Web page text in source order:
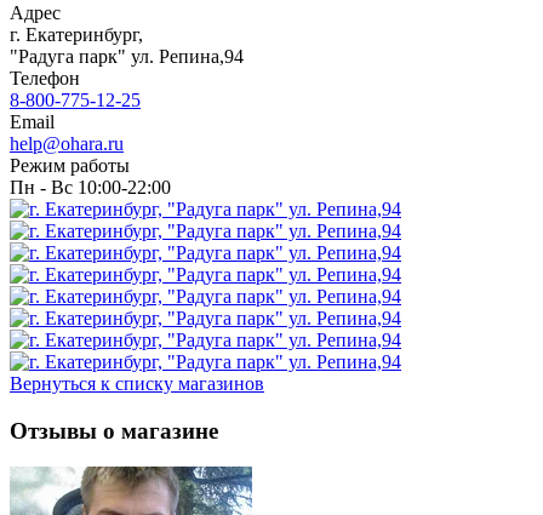
Адрес
г. Екатеринбург,
"Радуга парк" ул. Репина,94
Телефон
8-800-775-12-25
Email
help@ohara.ru
Режим работы
Пн - Вс 10:00-22:00
Вернуться к списку магазинов
Отзывы о магазине